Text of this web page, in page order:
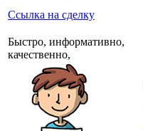
Ссылка на сделку
Быстро, информативно,
качественно,